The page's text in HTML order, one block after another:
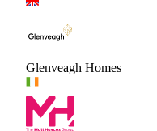
Glenveagh Homes